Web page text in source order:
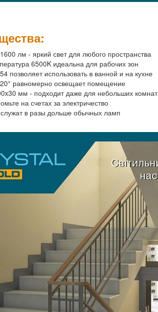
лм - яркий свет для любого пространства
6500K идеальна для рабочих зон
позволяет использовать в ванной и на кухне
равномерно освещает помещение
мм - подходит даже для небольших комнат
на счетах за электричество
в разы дольше обычных ламп